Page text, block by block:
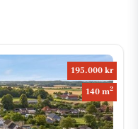
195.000 kr
140 m2